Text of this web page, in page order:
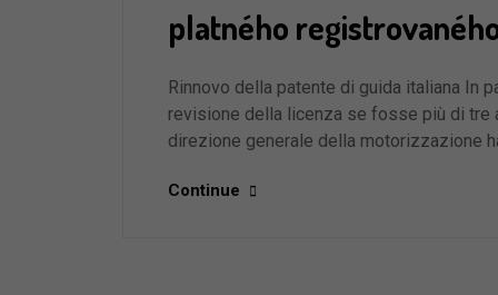
platného
Rinnovo della patente di guida italiana In
revisione della licenza se fosse più di tre
direzione generale della motorizzazione
Continue